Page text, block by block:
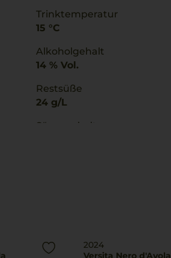
Trinktemperatur
15 °C
Alkoholgehalt
14 % Vol.
Restsüße
24 g/L
Säuregehalt
2024
Versita Nero d'Avola